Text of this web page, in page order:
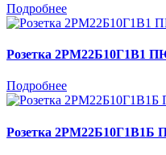
Подробнее
Розетка 2РМ22Б10Г1В1
Подробнее
Розетка 2РМ22Б10Г1В1Б